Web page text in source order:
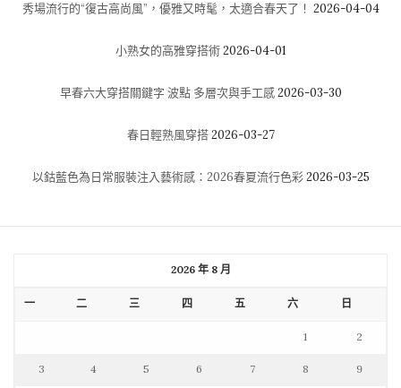
秀場流行的“復古高尚風”，優雅又時髦，太適合春天了！ 2026-04-04
小熟女的高雅穿搭術 2026-04-01
早春六大穿搭關鍵字 波點 多層次與手工感 2026-03-30
春日輕熟風穿搭 2026-03-27
以鈷藍色為日常服裝注入藝術感：2026春夏流行色彩 2026-03-25
2026 年 8 月
一 二 三 四 五 六 日
1 2
3 4 5 6 7 8 9